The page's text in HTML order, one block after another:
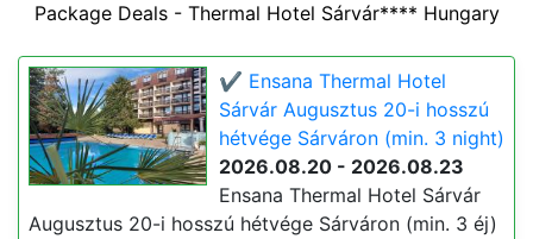
Package Deals - Thermal Hotel Sárvár**** Hungary
✔️ Ensana Thermal Hotel
Sárvár Augusztus 20-i hosszú
hétvége Sárváron (min. 3 night)
2026.08.20 - 2026.08.23
Ensana Thermal Hotel Sárvár
Augusztus 20-i hosszú hétvége Sárváron (min. 3 éj)